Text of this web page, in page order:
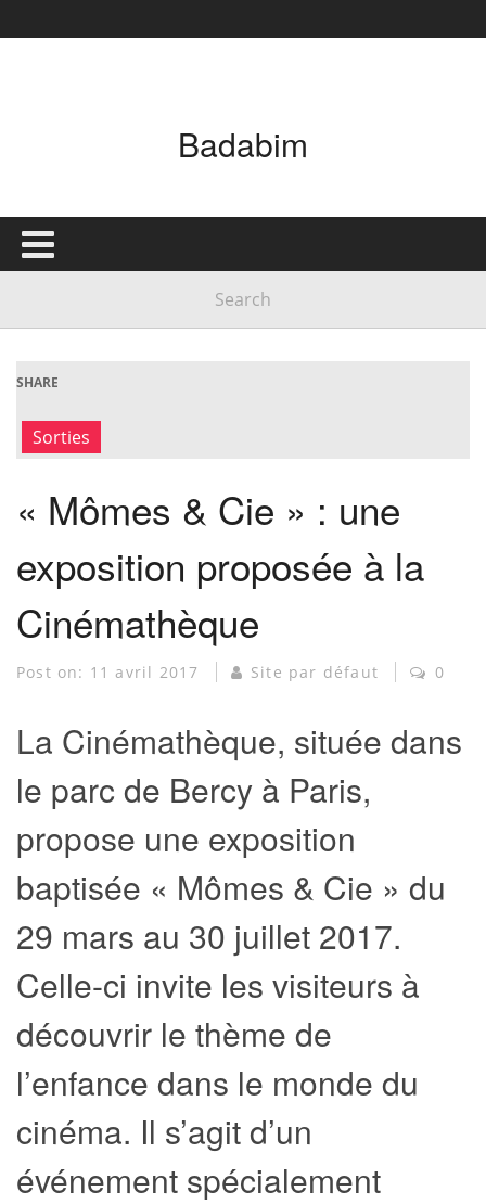
Badabim
SHARE
Sorties
« Mômes & Cie » : une
exposition proposée à la
Cinémathèque
Post on: 11 avril 2017 Site par défaut 0
La Cinémathèque, située dans
le parc de Bercy à Paris,
propose une exposition
baptisée « Mômes & Cie » du
29 mars au 30 juillet 2017.
Celle-ci invite les visiteurs à
découvrir le thème de
l’enfance dans le monde du
cinéma. Il s’agit d’un
événement spécialement